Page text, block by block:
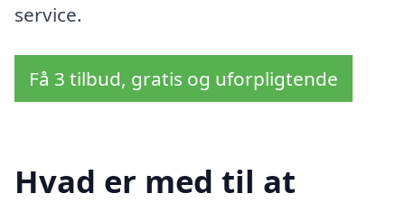
service.
Få 3 tilbud, gratis og uforpligtende
Hvad er med til at